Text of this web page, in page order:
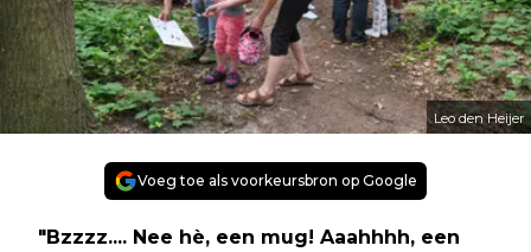
Leo den Heijer
Voeg toe als voorkeursbron op Google
"Bzzzz.... Nee hè, een mug! Aaahhhh, een